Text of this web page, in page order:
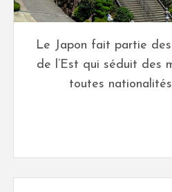
Le Japon fait partie des
de l’Est qui séduit des
toutes